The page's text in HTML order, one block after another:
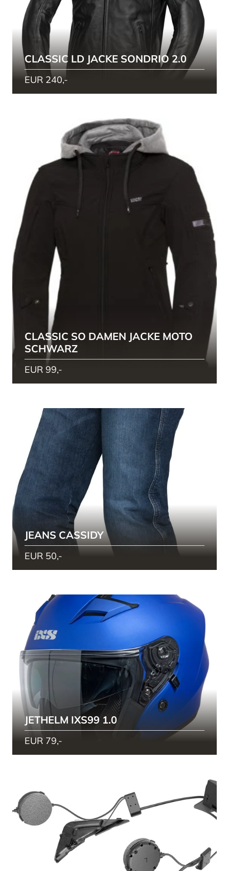
CLASSIC LD JACKE SONDRIO 2.0
EUR 240,-
CLASSIC SO DAMEN JACKE MOTO
SCHWARZ
EUR 99,-
JEANS CASSIDY
EUR 50,-
JETHELM IXS99 1.0
EUR 79,-